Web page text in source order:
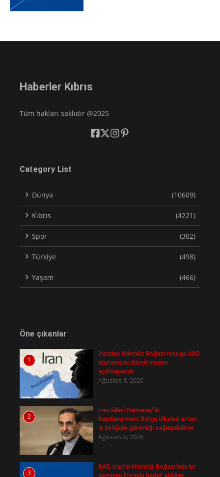
Haberler Kıbrıs
Tüm hakları saklıdır @2025
Category List
Dünya (10609)
Kıbrıs (4221)
Spor (302)
Türkiye (498)
Yaşam (466)
Öne çıkanlar
1
İrandan Hürmüz Boğazı mesajı: ABD
davranışını düzeltmeden
açılmayacak
Ağustos 8, 2026
2
İran lideri Hamaney'in
Başdanışmanı: Bölge ülkeleri artan
iş birliğiyle güvenliği sağlayabilirler
Ağustos 8, 2026
3
BAE, İran'ın Hürmüz Boğazı'nda bir
gemisini füzeyle hedef aldığını